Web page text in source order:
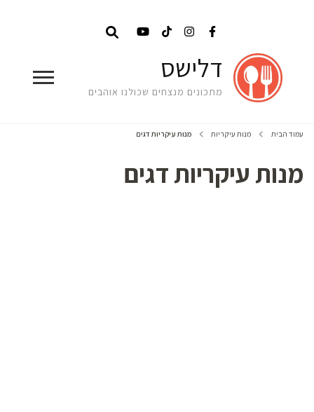
דלישס
מתכונים מנצחים שכולנו אוהבים
עמוד הבית מנות עיקריות מנות עיקריות דגים
מנות עיקריות דגים